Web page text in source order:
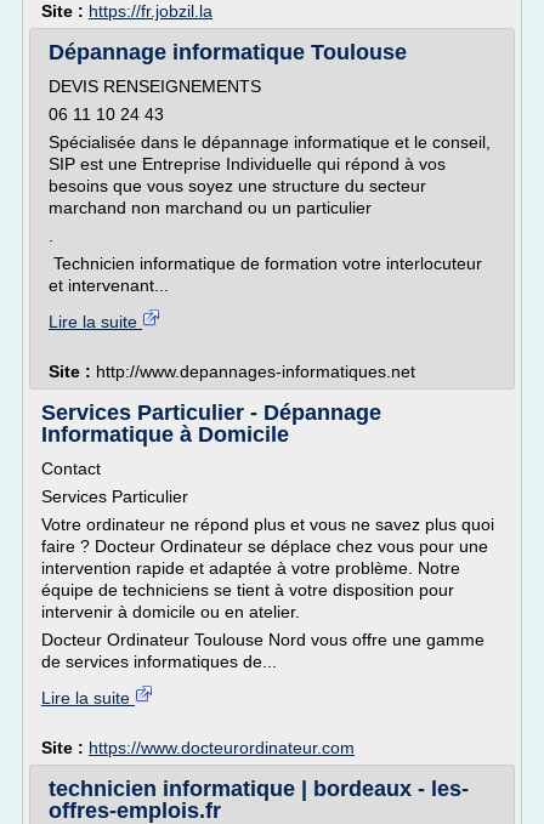
Site : https://fr.jobzil.la
Dépannage informatique Toulouse
DEVIS RENSEIGNEMENTS
06 11 10 24 43
Spécialisée dans le dépannage informatique et le conseil,
SIP est une Entreprise Individuelle qui répond à vos
besoins que vous soyez une structure du secteur
marchand non marchand ou un particulier
Technicien informatique de formation votre interlocuteur
et intervenant...
Lire la suite
Site : http://www.depannages-informatiques.net
Services Particulier - Dépannage
Informatique à Domicile
Contact
Services Particulier
Votre ordinateur ne répond plus et vous ne savez plus quoi
faire ? Docteur Ordinateur se déplace chez vous pour une
intervention rapide et adaptée à votre problème. Notre
équipe de techniciens se tient à votre disposition pour
intervenir à domicile ou en atelier.
Docteur Ordinateur Toulouse Nord vous offre une gamme
de services informatiques de...
Lire la suite
Site : https://www.docteurordinateur.com
technicien informatique | bordeaux - les-
offres-emplois.fr